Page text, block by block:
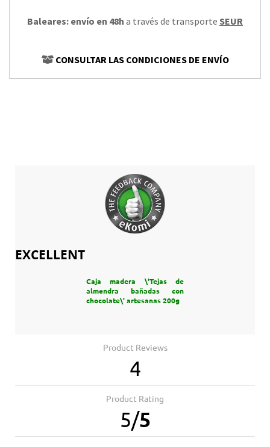
Baleares: envío en 48h a través de transporte SEUR
CONSULTAR LAS CONDICIONES DE ENVÍO
EXCELLENT
Caja madera \'Tejas de
almendra bañadas con
chocolate\' artesanas 200g
Product Reviews
4
Product Rating
5/5